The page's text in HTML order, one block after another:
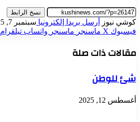
نسخ الرابط
كوشي نيوز أرسل بريدا إلكترونيا سبتمبر 7, 2025
فيسبوك ‫X ماسنجر ماسنجر واتساب تيلقرام
مقالات ذات صلة
شئ للوطن
أغسطس 12, 2025